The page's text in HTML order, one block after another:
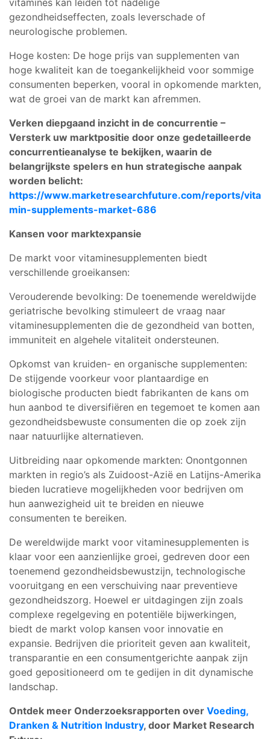
gezondheidseffecten, zoals leverschade of
neurologische problemen.
Hoge kosten: De hoge prijs van supplementen van
hoge kwaliteit kan de toegankelijkheid voor sommige
consumenten beperken, vooral in opkomende markten,
wat de groei van de markt kan afremmen.
Verken diepgaand inzicht in de concurrentie –
Versterk uw marktpositie door onze gedetailleerde
concurrentieanalyse te bekijken, waarin de
belangrijkste spelers en hun strategische aanpak
worden belicht:
https://www.marketresearchfuture.com/reports/vita
min-supplements-market-686
Kansen voor marktexpansie
De markt voor vitaminesupplementen biedt
verschillende groeikansen:
Verouderende bevolking: De toenemende wereldwijde
geriatrische bevolking stimuleert de vraag naar
vitaminesupplementen die de gezondheid van botten,
immuniteit en algehele vitaliteit ondersteunen.
Opkomst van kruiden- en organische supplementen:
De stijgende voorkeur voor plantaardige en
biologische producten biedt fabrikanten de kans om
hun aanbod te diversifiëren en tegemoet te komen aan
gezondheidsbewuste consumenten die op zoek zijn
naar natuurlijke alternatieven.
Uitbreiding naar opkomende markten: Onontgonnen
markten in regio’s als Zuidoost-Azië en Latijns-Amerika
bieden lucratieve mogelijkheden voor bedrijven om
hun aanwezigheid uit te breiden en nieuwe
consumenten te bereiken.
De wereldwijde markt voor vitaminesupplementen is
klaar voor een aanzienlijke groei, gedreven door een
toenemend gezondheidsbewustzijn, technologische
vooruitgang en een verschuiving naar preventieve
gezondheidszorg. Hoewel er uitdagingen zijn zoals
complexe regelgeving en potentiële bijwerkingen,
biedt de markt volop kansen voor innovatie en
expansie. Bedrijven die prioriteit geven aan kwaliteit,
transparantie en een consumentgerichte aanpak zijn
goed gepositioneerd om te gedijen in dit dynamische
landschap.
Ontdek meer Onderzoeksrapporten over Voeding,
Dranken & Nutrition Industry, door Market Research